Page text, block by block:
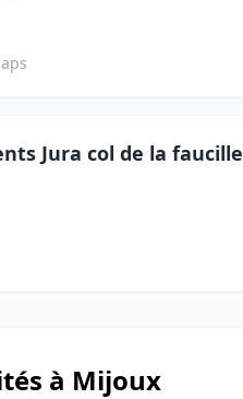
Jura col de la faucille
à Mijoux